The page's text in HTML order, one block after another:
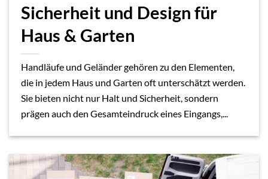
Sicherheit und Design für
Haus & Garten
Handläufe und Geländer gehören zu den Elementen,
die in jedem Haus und Garten oft unterschätzt werden.
Sie bieten nicht nur Halt und Sicherheit, sondern
prägen auch den Gesamteindruck eines Eingangs,...